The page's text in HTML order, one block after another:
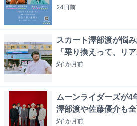
24日前
スカート澤部渡が悩
「乗り換えって、リ
約1か月前
ムーンライダーズが4
澤部渡や佐藤優介も
約1か月前